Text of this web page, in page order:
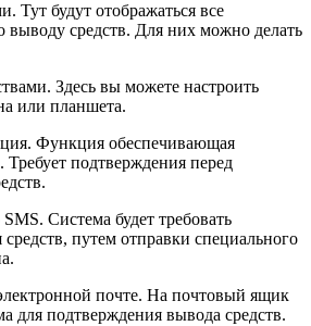
Тут будут отображаться все
выводу средств. Для них можно делать
Здесь вы можете настроить
или планшета.
Функция обеспечивающая
Требует подтверждения перед
Система будет требовать
путем отправки специального
почте. На почтовый ящик
для подтверждения вывода средств.